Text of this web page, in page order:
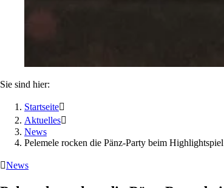
Sie sind hier:
Startseite
Aktuelles
News
Pelemele rocken die Pänz-Party beim Highlightspiel
News